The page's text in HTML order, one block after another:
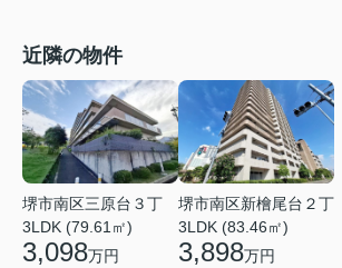
近隣の物件
堺市南区三原台３丁
3LDK (79.61㎡)
3,098万円
堺市南区新檜尾台２丁
3LDK (83.46㎡)
3,898万円